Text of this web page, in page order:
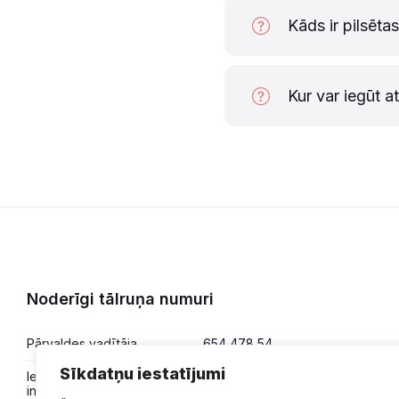
Sīkdatņu iestatījumi
Kāds ir
Kur var iegūt
Noderīgi tālruņa numuri
Pārvaldes vadītāja 654 478 54
Iesniegumi,
informācija,
654 478 50